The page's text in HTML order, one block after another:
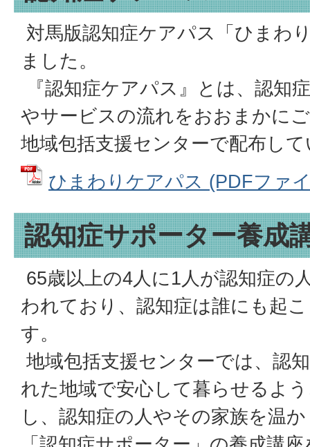
対馬版認知症ケアパス「ひまわ
ました。
『認知症ケアパス』とは、認知
やサービスの流れをおおまかに
地域包括支援センターで配布し
ひまわりケアパス (PDFファ
認知症サポーター養成
65歳以上の4人に1人が認知症の
われており、認知症は誰にも起
す。
地域包括支援センターでは、認
れた地域で安心して暮らせるよ
し、認知症の人やその家族を温